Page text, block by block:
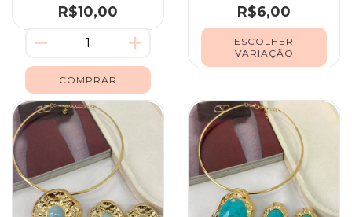
R$10,00 R$6,00
ESCOLHER
VARIAÇÃO